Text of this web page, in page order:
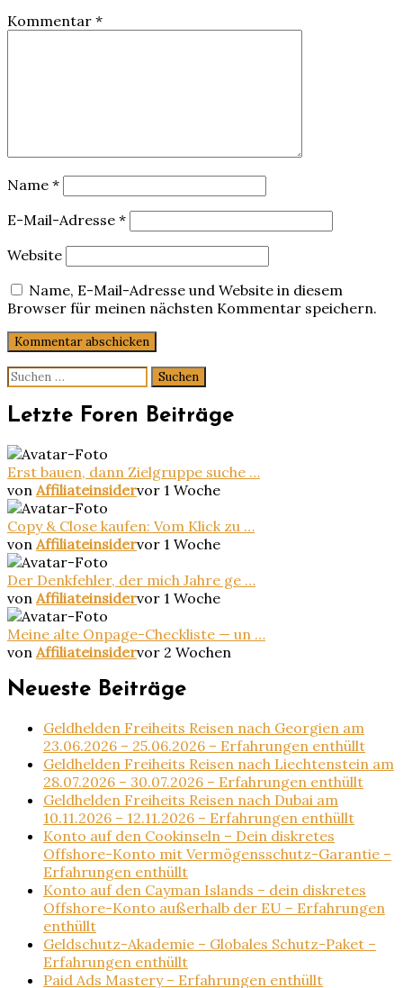
Kommentar *
Name *
E-Mail-Adresse *
Website
Name, E-Mail-Adresse und Website in diesem
Browser für meinen nächsten Kommentar speichern.
Suchen
nach:
Letzte Foren Beiträge
Erst bauen, dann Zielgruppe suche …
von Affiliateinsidervor 1 Woche
Copy & Close kaufen: Vom Klick zu …
von Affiliateinsidervor 1 Woche
Der Denkfehler, der mich Jahre ge …
von Affiliateinsidervor 1 Woche
Meine alte Onpage-Checkliste — un …
von Affiliateinsidervor 2 Wochen
Neueste Beiträge
Geldhelden Freiheits Reisen nach Georgien am
23.06.2026 – 25.06.2026 – Erfahrungen enthüllt
Geldhelden Freiheits Reisen nach Liechtenstein am
28.07.2026 – 30.07.2026 – Erfahrungen enthüllt
Geldhelden Freiheits Reisen nach Dubai am
10.11.2026 – 12.11.2026 – Erfahrungen enthüllt
Konto auf den Cookinseln – Dein diskretes
Offshore-Konto mit Vermögensschutz-Garantie –
Erfahrungen enthüllt
Konto auf den Cayman Islands – dein diskretes
Offshore-Konto außerhalb der EU – Erfahrungen
enthüllt
Geldschutz-Akademie – Globales Schutz-Paket –
Erfahrungen enthüllt
Paid Ads Mastery – Erfahrungen enthüllt